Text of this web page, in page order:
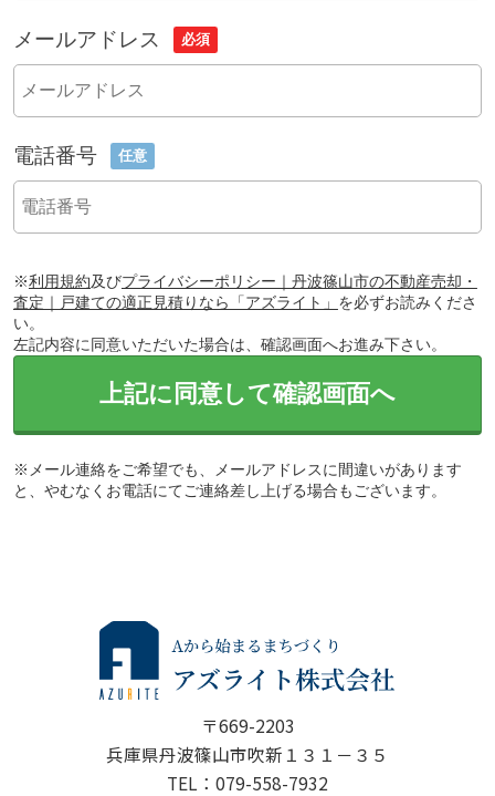
メールアドレス 必須
電話番号 任意
※利用規約及びプライバシーポリシー｜丹波篠山市の不動産売却・
査定｜戸建ての適正見積りなら「アズライト」 を必ずお読みくださ
い。
左記内容に同意いただいた場合は、確認画面へお進み下さい。
上記に同意して確認画面へ
※メール連絡をご希望でも、メールアドレスに間違いがあります
と、やむなくお電話にてご連絡差し上げる場合もございます。
〒669-2203
兵庫県丹波篠山市吹新１３１－３５
TEL：079-558-7932